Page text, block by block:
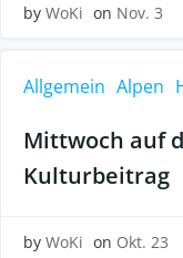
by WoKi on Nov. 3
Allgemein Alpen
Mittwoch auf
Kulturbeitrag
by WoKi on Okt. 23